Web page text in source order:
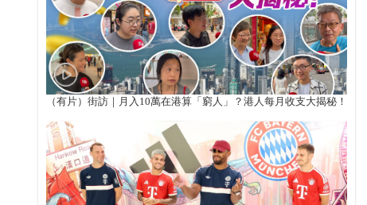
（有片）街訪｜月入10萬在港算「窮人」？港人每月收支大揭秘！